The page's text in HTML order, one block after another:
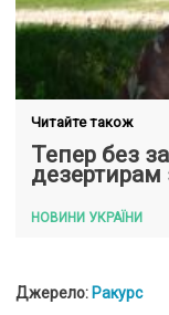
Читайте також
Тепер без
дезертирам
НОВИНИ УКРАЇНИ
Джерело: Ракурс